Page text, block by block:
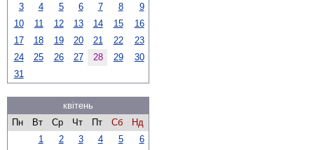
3
4 5 6 7 8
9
10
11 12 13 14 15
16
17
18 19 20 21 22
23
24
25 26 27 28 29
30
31
квітень
Пн
Вт Ср Чт Пт Сб
Нд
1
2 3 4 5
6